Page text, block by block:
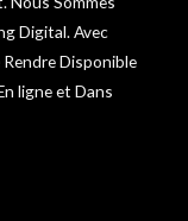
Digital. Avec
Disponible
ligne et Dans